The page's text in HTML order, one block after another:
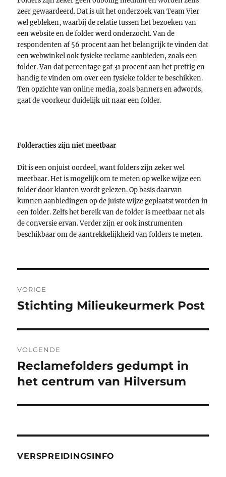
zeer gewaardeerd. Dat is uit het onderzoek van Team Vier
wel gebleken, waarbij de relatie tussen het bezoeken van
een website en de folder werd onderzocht. Van de
respondenten af 56 procent aan het belangrijk te vinden dat
een webwinkel ook fysieke reclame aanbieden, zoals een
folder. Van dat percentage gaf 31 procent aan het prettig en
handig te vinden om over een fysieke folder te beschikken.
Ten opzichte van online media, zoals banners en adwords,
gaat de voorkeur duidelijk uit naar een folder.
Folderacties zijn niet meetbaar
Dit is een onjuist oordeel, want folders zijn zeker wel
meetbaar. Het is mogelijk om te meten op welke wijze een
folder door klanten wordt gelezen. Op basis daarvan
kunnen aanbiedingen op de juiste wijze geplaatst worden in
een folder. Zelfs het bereik van de folder is meetbaar net als
de conversie ervan. Verder zijn er ook instrumenten
beschikbaar om de aantrekkelijkheid van folders te meten.
navigatie
VORIGE
Vorig
Stichting Milieukeurmerk Post
VOLGENDE
Volgend
bericht:
Reclamefolders gedumpt in
het centrum van Hilversum
VERSPREIDINGSINFO